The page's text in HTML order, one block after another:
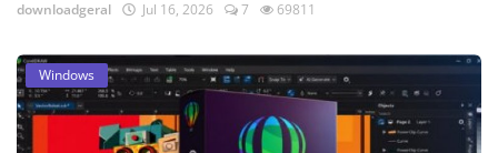
downloadgeral Jul 16, 2026 7 69811
Windows